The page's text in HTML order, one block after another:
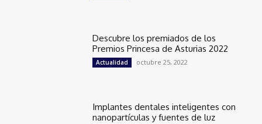
Descubre los premiados de los
Premios Princesa de Asturias 2022
Actualidad octubre 25, 2022
Implantes dentales inteligentes con
nanopartículas y fuentes de luz